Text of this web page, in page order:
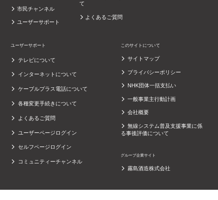
市民チャンネル
ユーザーサポート
て
よくあるご質問
ユーザーサポート
テレビについて
インターネットについて
ケーブルプラス電話について
各種変更手続きについて
よくあるご質問
ユーザーページログイン
セルフページログイン
コミュニティーチャンネル
このサイトについて
サイトマップ
プライバシーポリシー
NHK団体一括支払い
一般事業主行動計画
会社概要
無線システム普及支援事業に係
る事後評価について
グループ企業サイト
霧島酒造株式会社